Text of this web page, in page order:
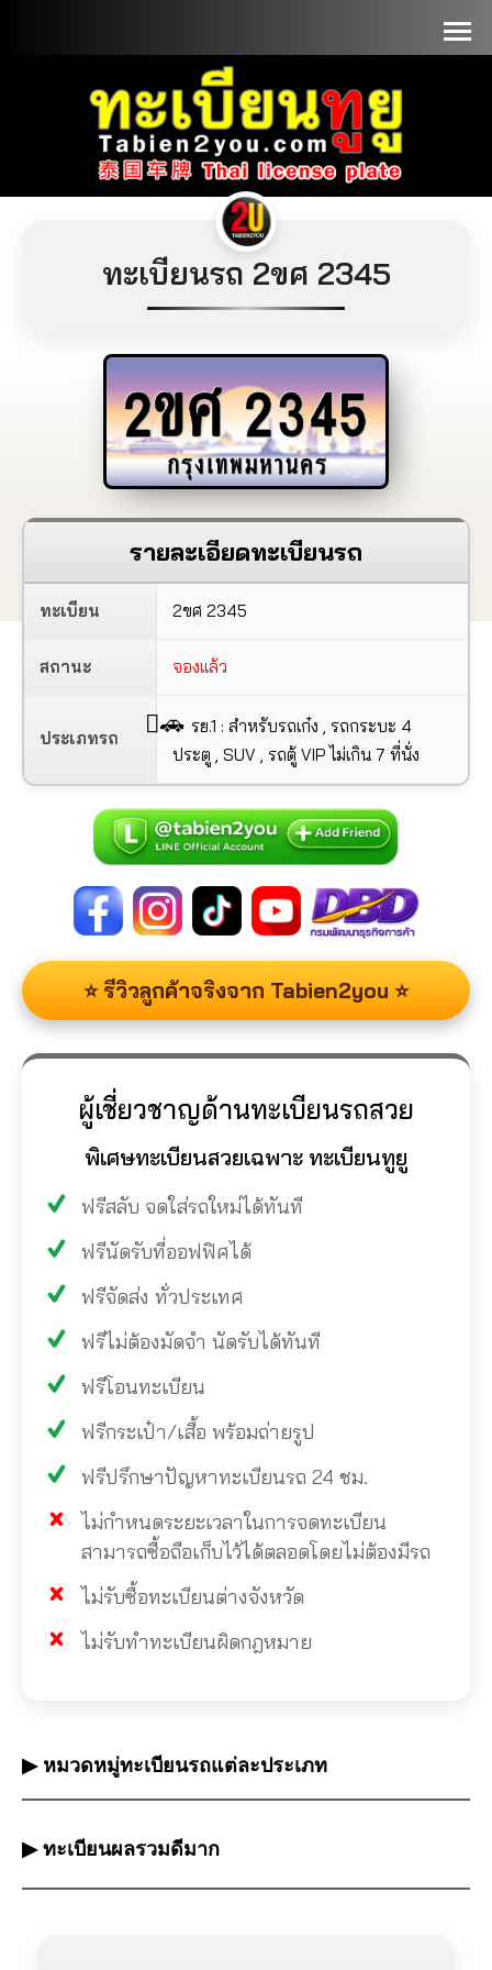
ทะเบียนรถ 2ขศ 2345
2ขศ2345
กรุงเทพมหานคร
รายละเอียดทะเบียนรถ
ทะเบียน 2ขศ 2345
สถานะ จองแล้ว
ประเภทรถ
🚗 รย.1 : สำหรับรถเก๋ง , รถกระบะ 4
ประตู , SUV , รถตู้ VIP ไม่เกิน 7 ที่นั่ง
⭐ รีวิวลูกค้าจริงจาก Tabien2you ⭐
ผู้เชี่ยวชาญด้านทะเบียนรถสวย
พิเศษทะเบียนสวยเฉพาะ ทะเบียนทูยู
ฟรีสลับ จดใส่รถใหม่ได้ทันที
ฟรีนัดรับที่ออฟฟิศได้
ฟรีจัดส่ง ทั่วประเทศ
ฟรีไม่ต้องมัดจำ นัดรับได้ทันที
ฟรีโอนทะเบียน
ฟรีกระเป๋า/เสื้อ พร้อมถ่ายรูป
ฟรีปรึกษาปัญหาทะเบียนรถ 24 ชม.
ไม่กำหนดระยะเวลาในการจดทะเบียน
สามารถซื้อถือเก็บไว้ได้ตลอดโดยไม่ต้องมีรถ
ไม่รับซื้อทะเบียนต่างจังหวัด
ไม่รับทำทะเบียนผิดกฎหมาย
▶ หมวดหมู่ทะเบียนรถแต่ละประเภท
▶ ทะเบียนผลรวมดีมาก